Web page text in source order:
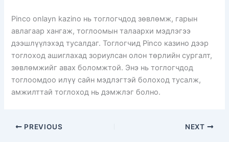
Pinco onlayn kazino нь тоглогчдод зөвлөмж, гарын
авлагаар хангаж, тоглоомын талаархи мэдлэгээ
дээшлүүлэхэд тусалдаг. Тоглогчид Pinco казино дээр
тоглоход ашиглахад зориулсан олон төрлийн сургалт,
зөвлөмжийг авах боломжтой. Энэ нь тоглогчдод
тоглоомдоо илүү сайн мэдлэгтэй болоход тусалж,
амжилттай тоглоход нь дэмжлэг болно.
PREVIOUS NEXT